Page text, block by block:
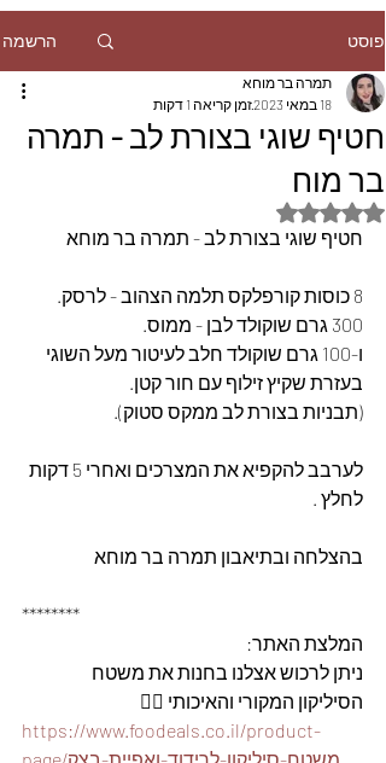
פוסט הרשמה
חטיף שוגי בצורת לב - תמרה
בר מוח
תמרה בר מוחא
18 במאי 2023
זמן קריאה 1 דקות
דירוג של NaN מתוך 5 כוכבים
חטיף שוגי בצורת לב - תמרה בר מוחא
8 כוסות קורפלקס תלמה הצהוב - לרסק.
300 גרם שוקולד לבן - ממוס.
ו-100 גרם שוקולד חלב לעיטור מעל השוגי
בעזרת שקיץ זילוף עם חור קטן.
(תבניות בצורת לב ממקס סטוק).
לערבב להקפיא את המצרכים ואחרי 5 דקות
לחלץ .
בהצלחה ובתיאבון תמרה בר מוחא
********
המלצת האתר:
ניתן לרכוש אצלנו בחנות את משטח
הסיליקון המקורי והאיכותי 👇🏽
https://www.foodeals.co.il/product-